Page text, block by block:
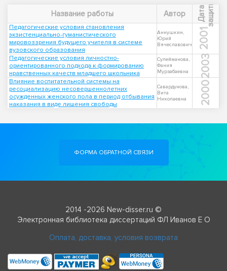
Название работы Автор Д
а
т
а
з
а
щ
и
т ы
Педагогические условия становления
экзистенциально-гуманистического
мировоззрения будущего учителя в системе
вузовского образования
Аннушкин,
Юрий
Вячеславович
2001
Педагогические условия личностно-
ориентированного подхода к формированию
нравственных качеств младшего школьника
Сулейманова,
Фания
Мурзабаевна
2003
Влияние воспитательной системы на
ресоциализацию несовершеннолетних
осужденных женского пола в период отбывания
наказания в виде лишения свободы
Савардунова,
Вита
Николаевна
2000
ФОРМА ОБРАТНОЙ СВЯЗИ
2014 -2026 New-disser.ru ©
Электронная библиотека диссертаций ФЛ Иванов Е О
Оплата, доставка, условия возврата